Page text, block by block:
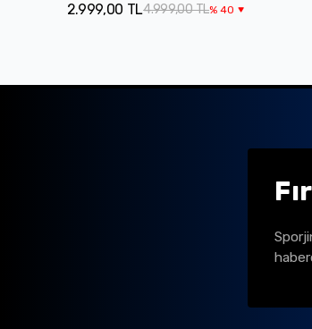
4.999,00 TL%40
2.999,00 TL